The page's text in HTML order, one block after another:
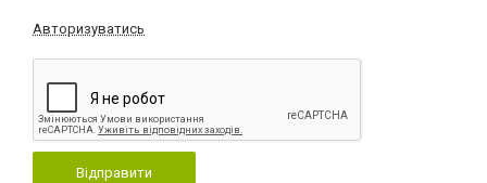
Авторизуватись
Відправити